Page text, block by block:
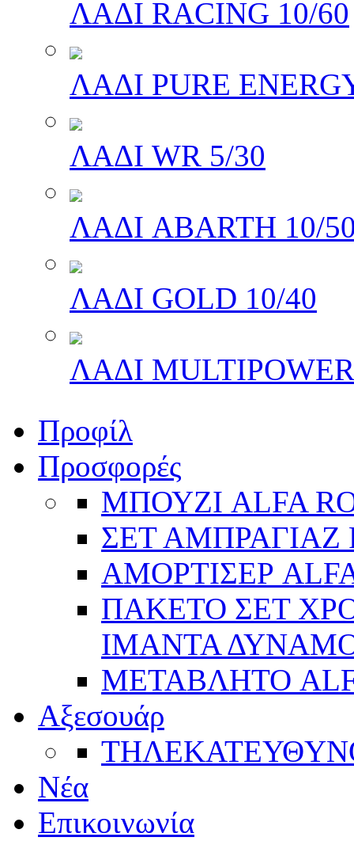
ΛΑΔΙ RACING 10/60
ΛΑΔΙ PURE
ΛΑΔΙ WR 5/30
ΛΑΔΙ ABARTH 10/
ΛΑΔΙ GOLD 10/40
ΛΑΔΙ
Προφίλ
Προσφορές
ΜΠΟΥΖΙ ALFA
ΣΕΤ ΑΜΠΡΑΓΙΑΖ
ΑΜΟΡΤΙΣΕΡ
ΠΑΚΕΤΟ ΣΕΤ
ΙΜΑΝΤΑ ΔΥΝΑΜΟ
ΜΕΤΑΒΛΗΤΟ
Αξεσουάρ
Νέα
Επικοινωνία